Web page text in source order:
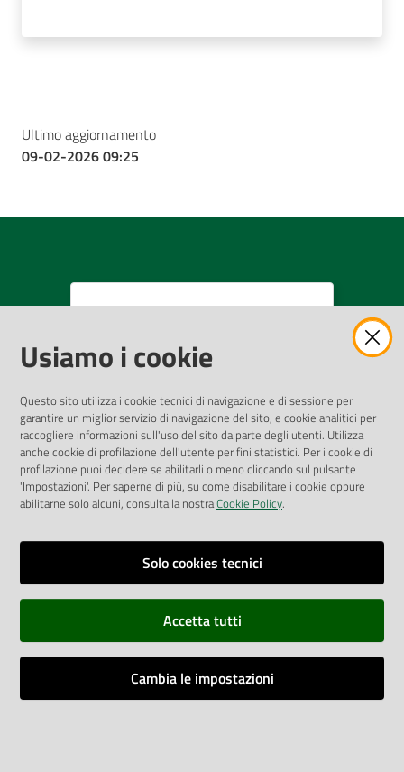
Ultimo aggiornamento
09-02-2026 09:25
Donazioni all'AUSL
Romagna
beni o denaro ad AUSL Romagna
ESPLORA
Questa pagina ti è stata utile?
Usiamo i cookie
Questo sito utilizza i cookie tecnici di navigazione e di sessione per
garantire un miglior servizio di navigazione del sito, e cookie analitici per
raccogliere informazioni sull'uso del sito da parte degli utenti. Utilizza
anche cookie di profilazione dell'utente per fini statistici. Per i cookie di
profilazione puoi decidere se abilitarli o meno cliccando sul pulsante
'Impostazioni'. Per saperne di più, su come disabilitare i cookie oppure
abilitarne solo alcuni, consulta la nostraCookie Policy.
Solo cookies tecnici
Accetta tutti
Cambia le impostazioni